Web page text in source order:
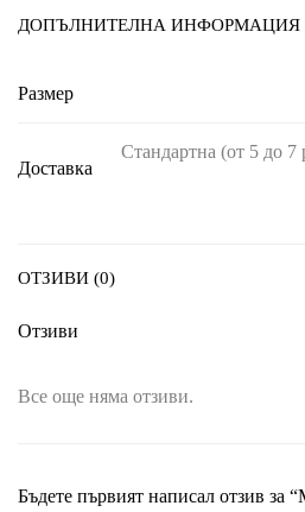
ДОПЪЛНИТЕЛНА ИНФОРМАЦИЯ
Размер
Доставка
Стандартна (от 5 до
ОТЗИВИ (0)
Отзиви
Все още няма отзиви.
Бъдете първият написал отзив за